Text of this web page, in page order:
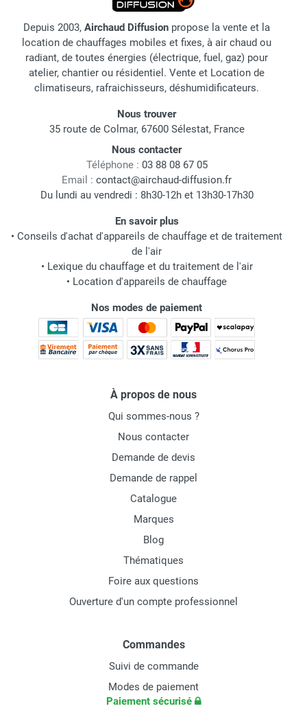
Depuis 2003, Airchaud Diffusion propose la vente et la
location de chauffages mobiles et fixes, à air chaud ou
radiant, de toutes énergies (électrique, fuel, gaz) pour
atelier, chantier ou résidentiel. Vente et Location de
climatiseurs, rafraichisseurs, déshumidificateurs.
Nous trouver
35 route de Colmar, 67600 Sélestat, France
Nous contacter
Téléphone : 03 88 08 67 05
Email : contact@airchaud-diffusion.fr
Du lundi au vendredi : 8h30-12h et 13h30-17h30
En savoir plus
• Conseils d'achat d'appareils de chauffage et de traitement
de l'air
• Lexique du chauffage et du traitement de l'air
• Location d'appareils de chauffage
Nos modes de paiement
À propos de nous
Qui sommes-nous ?
Nous contacter
Demande de devis
Demande de rappel
Catalogue
Marques
Blog
Thématiques
Foire aux questions
Ouverture d'un compte professionnel
Commandes
Suivi de commande
Modes de paiement
Paiement sécurisé